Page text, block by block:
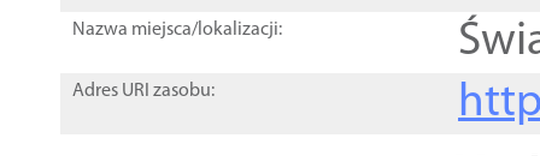
Nazwa miejsca/lokalizacji:
Adres URI zasobu: